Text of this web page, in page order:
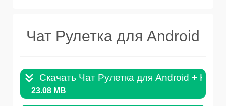
Чат Рулетка для Android
Скачать Чат Рулетка для Android + Кеш
23.08 MB